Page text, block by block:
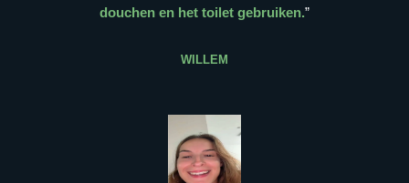
douchen en het toilet gebruiken.”
WILLEM